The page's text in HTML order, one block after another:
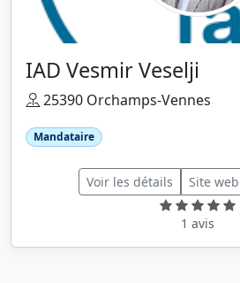
IAD Vesmir Veselji
25390 Orchamps-Vennes
Mandataire
Voir les détails Site
1 avis